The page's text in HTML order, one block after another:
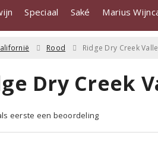
Speciaal Saké Marius
Rood Ridge Dry Creek
Dry Creek
eerste een beoordeling